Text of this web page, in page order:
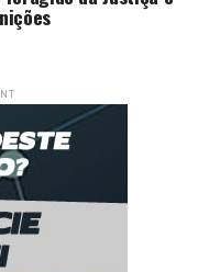
CITA
DEFENDE
Fagundes